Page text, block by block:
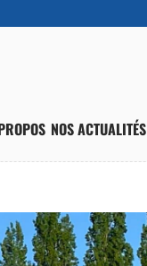
NOS ACTUALITÉS